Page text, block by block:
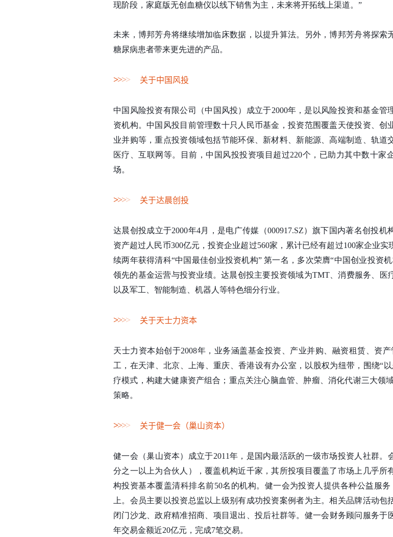
现阶段，家庭版无创血糖仪以线下销售为主，未来将开拓线上渠道。”
未来，博邦芳舟将继续增加临床数据，以提升算法。另外，博邦芳舟将探索
糖尿病患者带来更先进的产品。
>>>> 关于中国风投
中国风险投资有限公司（中国风投）成立于2000年，是以风险投资和基金管
资机构。中国风投目前管理数十只人民币基金，投资范围覆盖天使投资、创
业并购等，重点投资领域包括节能环保、新材料、新能源、高端制造、轨道
医疗、互联网等。目前，中国风投投资项目超过220个，已助力其中数十家
场。
>>>> 关于达晨创投
达晨创投成立于2000年4月，是电广传媒（000917.SZ）旗下国内著名创投机
资产超过人民币300亿元，投资企业超过560家，累计已经有超过100家企业实
续两年获得清科“中国最佳创业投资机构” 第一名，多次荣膺“中国创业投资
领先的基金运营与投资业绩。达晨创投主要投资领域为TMT、消费服务、医
以及军工、智能制造、机器人等特色细分行业。
>>>> 关于天士力资本
天士力资本始创于2008年，业务涵盖基金投资、产业并购、融资租赁、资
工，在天津、北京、上海、重庆、香港设有办公室，以股权为纽带，围绕“
疗模式，构建大健康资产组合；重点关注心脑血管、肿瘤、消化代谢三大领
策略。
>>>> 关于健一会（巢山资本）
健一会（巢山资本）成立于2011年，是国内最活跃的一级市场投资人社群。
分之一以上为合伙人），覆盖机构近千家，其所投项目覆盖了市场上几乎所
构投资基本覆盖清科排名前50名的机构。健一会为投资人提供各种公益服务
上。会员主要以投资总监以上级别有成功投资案例者为主。相关品牌活动包
闭门沙龙、政府精准招商、项目退出、投后社群等。健一会财务顾问服务于
年交易金额近20亿元，完成7笔交易。